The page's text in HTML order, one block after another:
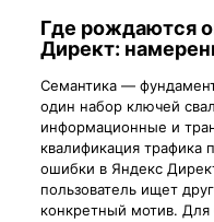
Где рождаются
Директ:
Семантика —
один набор ключей
информационные и
квалификация трафика
ошибки в Яндекс
пользователь ищет
конкретный мотив. Для